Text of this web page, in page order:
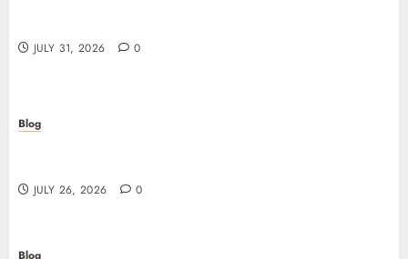
JULY 31, 2026 0
Blog
JULY 26, 2026 0
Blog